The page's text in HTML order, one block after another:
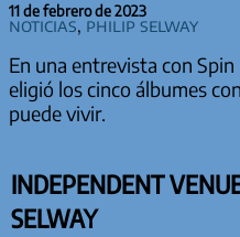
11 de febrero de 2023
Noticias, Philip Selway
En una entrevista con
eligió los cinco álbumes
puede vivir.
INDEPENDENT
SELWAY